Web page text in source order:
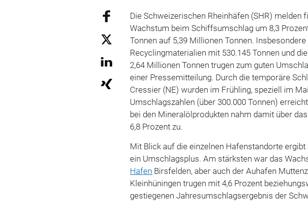
Die Schweizerischen Rheinhäfen (SHR) melden
Wachstum beim Schiffsumschlag um 8,3
Tonnen auf 5,39 Millionen Tonnen.
Recyclingmaterialien mit 530.145 Tonnen und
2,64 Millionen Tonnen trugen zum guten
einer Pressemitteilung. Durch die temporäre
Cressier (NE) wurden im Frühling, speziell im
Umschlagszahlen (über 300.000 Tonnen)
bei den Mineralölprodukten nahm damit über
6,8 Prozent zu.
Mit Blick auf die einzelnen Hafenstandorte
ein Umschlagsplus. Am stärksten war das
Hafen Birsfelden, aber auch der Auhafen
Kleinhüningen trugen mit 4,6 Prozent
gestiegenen Jahresumschlagsergebnis der